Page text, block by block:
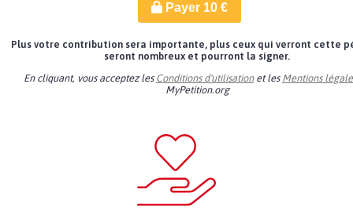
Payer 10€
Plus votre contribution sera importante, plus ceux qui verront cette
seront nombreux et pourront la signer.
En cliquant, vous acceptez les Conditions d'utilisationet les Mentions
MyPetition.org